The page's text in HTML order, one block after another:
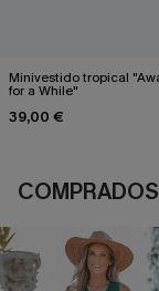
Minivestido tropical
for a While"
39,00 €